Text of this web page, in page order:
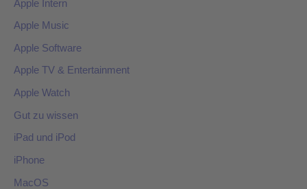
Apple Intern
Apple Music
Apple Software
Apple TV & Entertainment
Apple Watch
Gut zu wissen
iPad und iPod
iPhone
MacOS